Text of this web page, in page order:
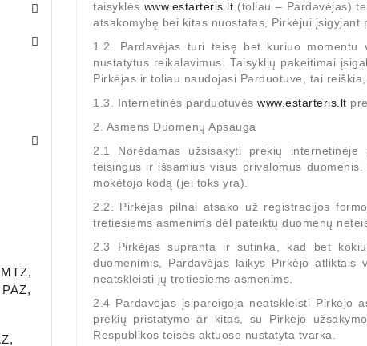
taisyklės www.estarteris.lt (toliau – Pardavėjas)
atsakomybę bei kitas nuostatas, Pirkėjui įsigyjant
1.2. Pardavėjas turi teisę bet kuriuo momentu
nustatytus reikalavimus. Taisyklių pakeitimai
Pirkėjas ir toliau naudojasi Parduotuve, tai
1.3. Internetinės parduotuvėswww.estarteris.lt
2. Asmens Duomenų Apsauga
2.1 Norėdamas užsisakyti prekių
teisingus ir išsamius visus privalomus
mokėtojo kodą (jei toks yra).
2.2. Pirkėjas pilnai atsako už registracijos
tretiesiems asmenims dėl pateiktų duomenų
2.3 Pirkėjas supranta ir sutinka, kad bet
duomenimis, Pardavėjas laikys Pirkėjo
neatskleisti jų tretiesiems asmenims.
2.4 Pardavėjas įsipareigoja neatskleisti Pirkėjo
prekių pristatymo ar kitas, su Pirkėjo
Respublikos teisės aktuose nustatyta tvarka.